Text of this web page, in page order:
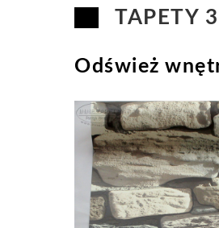
TAPETY
Odśwież